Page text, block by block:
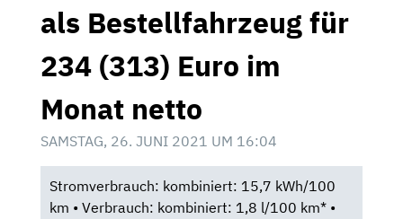
als Bestellfahrzeug für
234 (313) Euro im
Monat netto
SAMSTAG, 26. JUNI 2021 UM 16:04
Stromverbrauch: kombiniert: 15,7 kWh/100
km • Verbrauch: kombiniert: 1,8 l/100 km* •